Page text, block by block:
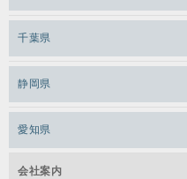
メガロス田端
メガロスルフレ田端
メガロスキッズ錦糸町
メガロス葛飾
メガロスルフレ三鷹
メガロスルフレ武蔵小金井
メガロス小平テニススクール
メガロス上永谷
メガロスルフレ上永谷
メガロス日吉
メガロス綱島
メガロスルフレ草加
千葉県
メガロス本八幡
静岡県
愛知県
メガロステラッセ納屋橋
会社案内